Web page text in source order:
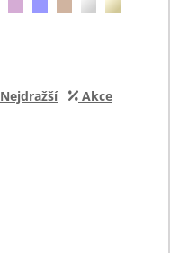
Nejdražší Akce